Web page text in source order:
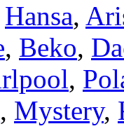
Hansa,
, Beko,
,
, Mystery,